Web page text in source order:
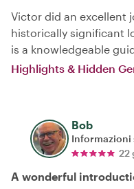
Victor did an excellent
historically significant
is a knowledgeable
Highlights & Hidden
Bob
Informazioni
22
A wonderful